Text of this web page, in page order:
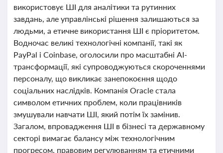
використовує ШІ для аналітики та рутинних
завдань, але управлінські рішення залишаються за
людьми, а етичне використання ШІ є пріоритетом.
Водночас великі технологічні компанії, такі як
PayPal і Coinbase, оголосили про масштабні AI-
трансформації, які супроводжуються скороченнями
персоналу, що викликає занепокоєння щодо
соціальних наслідків. Компанія Oracle стала
символом етичних проблем, коли працівників
змушували навчати ШІ, який потім їх замінив.
Загалом, впровадження ШІ в бізнесі та державному
секторі вимагає балансу між технологічним
прогресом, правовим регулюванням та етичними